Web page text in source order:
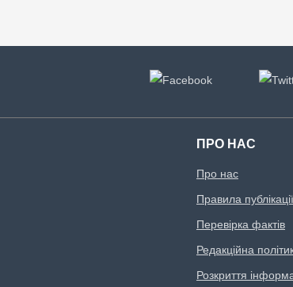
ПРО НАС
Про нас
Правила публікації
Перевірка фактів
Редакційна
Розкриття